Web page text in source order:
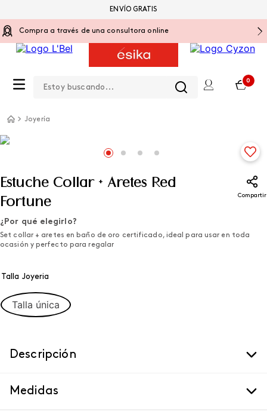
Compra a través de una consultora online
0
ENVÍO GRATIS
Joyería
Estuche Collar + Aretes Red
Fortune
Compartir
¿Por qué elegirlo?
Set collar + aretes en baño de oro certificado, ideal para usar en toda
ocasión y perfecto para regalar
Talla Joyeria
Talla única
Descripción
Medidas